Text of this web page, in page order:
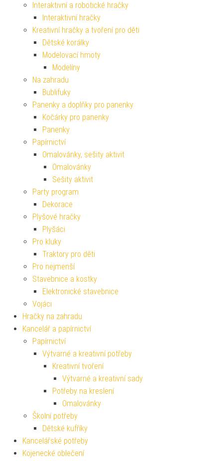
Interaktivní a robotické hračky
Interaktivní hračky
Kreativní hračky a tvoření pro děti
Dětské korálky
Modelovací hmoty
Modelíny
Na zahradu
Bublifuky
Panenky a doplňky pro panenky
Kočárky pro panenky
Panenky
Papírnictví
Omalovánky, sešity aktivit
Omalovánky
Sešity aktivit
Party program
Dekorace
Plyšové hračky
Plyšáci
Pro kluky
Traktory pro děti
Pro nejmenší
Stavebnice a kostky
Elektronické stavebnice
Vojáci
Hračky na zahradu
Kancelář a papírnictví
Papírnictví
Výtvarné a kreativní potřeby
Kreativní tvoření
Výtvarné a kreativní sady
Potřeby na kreslení
Omalovánky
Školní potřeby
Dětské kufříky
Kancelářské potřeby
Kojenecké oblečení